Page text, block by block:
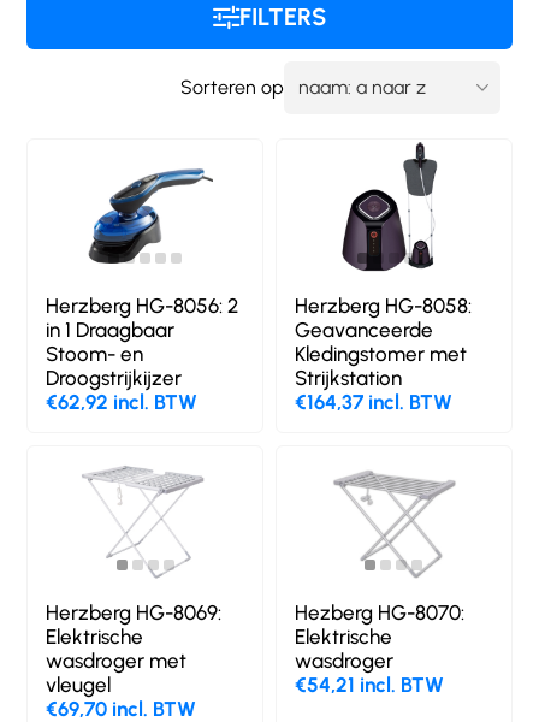
FILTERS
Sorteren op
Herzberg HG-8056: 2
in 1 Draagbaar
Stoom- en
Droogstrijkijzer
€62,92 incl. BTW
Herzberg HG-8058:
Geavanceerde
Kledingstomer met
Strijkstation
€164,37 incl. BTW
Herzberg HG-8069:
Elektrische
wasdroger met
vleugel
€69,70 incl. BTW
Hezberg HG-8070:
Elektrische
wasdroger
€54,21 incl. BTW